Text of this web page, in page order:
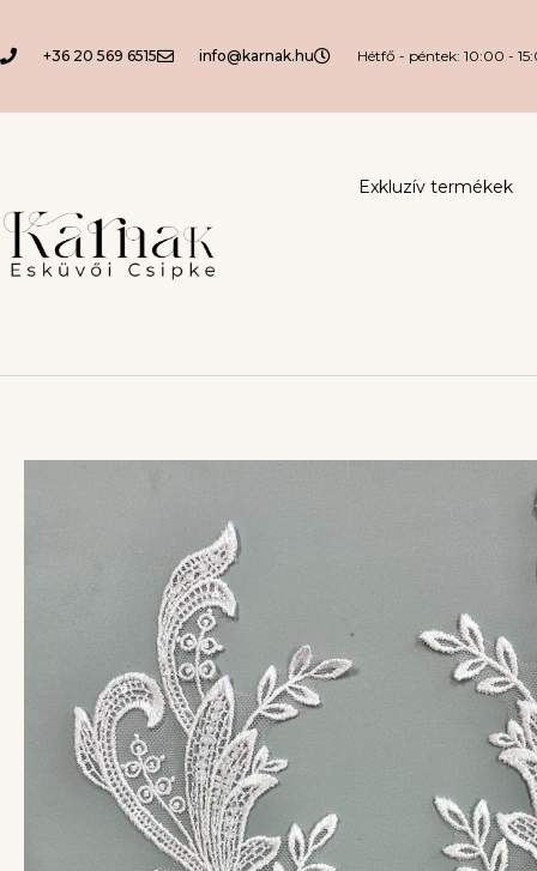
+36 20 569 6515 info@karnak.hu Hétfő - péntek: 10:00 -
Exkluzív termékek